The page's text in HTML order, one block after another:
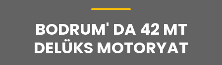
BODRUM' DA 42 MT
DELÜKS MOTORYAT